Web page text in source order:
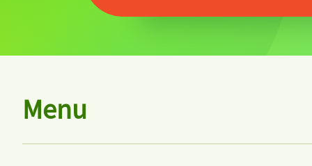
Menu